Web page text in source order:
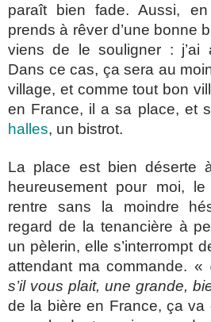
paraît bien fade. Aussi,
prends à rêver d’une bonne
viens de le souligner : j’ai
Dans ce cas, ça sera au
village, et comme tout bon
en France, il a sa place, et
halles, un bistrot.
La place est bien déserte
heureusement pour moi,
rentre sans la moindre
regard de la tenancière à
un pèlerin, elle s’interrompt
attendant ma commande. «
s’il vous plait, une grande,
de la bière en France, ça va